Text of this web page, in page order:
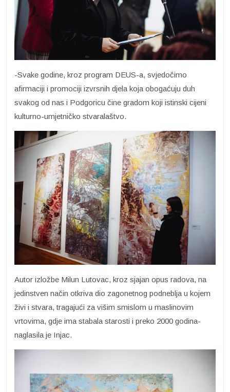
-Svake godine, kroz program DEUS-a, svjedočimo
afirmaciji i promociji izvrsnih djela koja obogaćuju duh
svakog od nas i Podgoricu čine gradom koji istinski cijeni
kulturno-umjetničko stvaralaštvo.
Autor izložbe Milun Lutovac, kroz sjajan opus radova, na
jedinstven način otkriva dio zagonetnog podneblja u kojem
živi i stvara, tragajući za višim smislom u maslinovim
vrtovima, gdje ima stabala starosti i preko 2000 godina-
naglasila je Injac.